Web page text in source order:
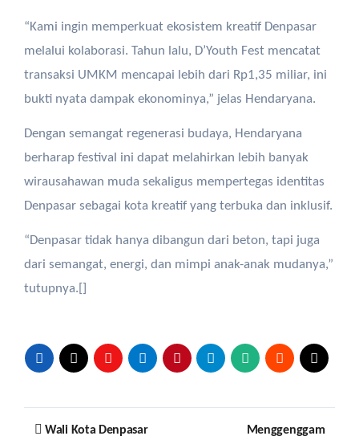
“Kami ingin memperkuat ekosistem kreatif Denpasar
melalui kolaborasi. Tahun lalu, D’Youth Fest mencatat
transaksi UMKM mencapai lebih dari Rp1,35 miliar, ini
bukti nyata dampak ekonominya,” jelas Hendaryana.
Dengan semangat regenerasi budaya, Hendaryana
berharap festival ini dapat melahirkan lebih banyak
wirausahawan muda sekaligus mempertegas identitas
Denpasar sebagai kota kreatif yang terbuka dan inklusif.
“Denpasar tidak hanya dibangun dari beton, tapi juga
dari semangat, energi, dan mimpi anak-anak mudanya,”
tutupnya.[]
Post
Wali Kota Denpasar
Menggenggam